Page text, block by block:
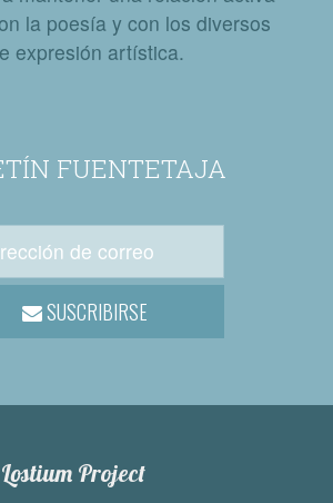
la poesía y con los diversos
expresión artística.
FUENTETAJA
SUSCRIBIRSE
Lostium Project